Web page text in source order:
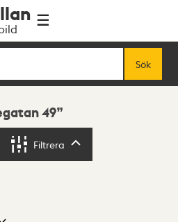
Sök
49
Filtrera